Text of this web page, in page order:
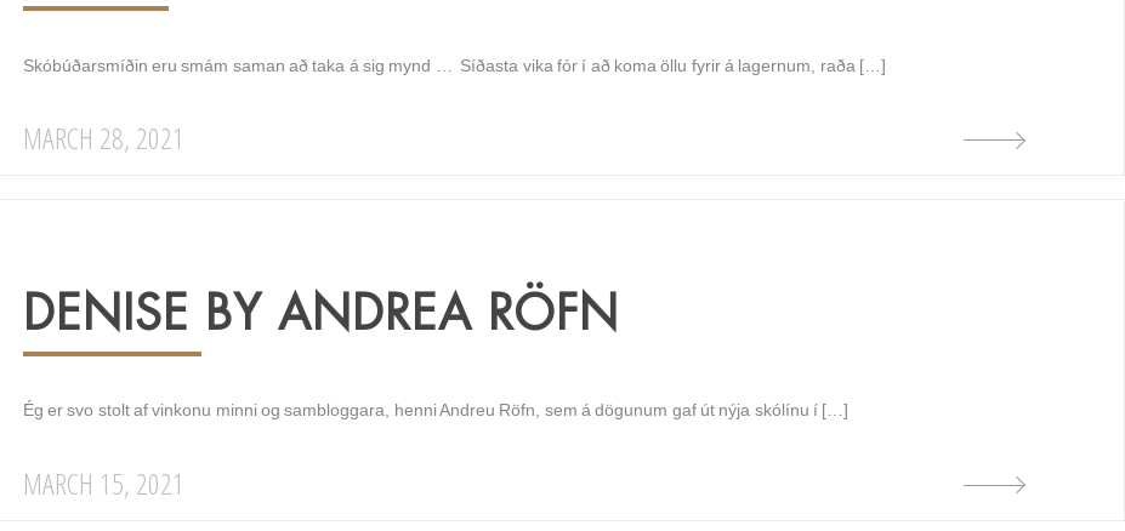
Skóbúðarsmíðin eru smám saman að taka á sig mynd … Síðasta vika fór í að koma öllu fyrir á lagernum, raða […]
MARCH 28, 2021
DENISE BY ANDREA RÖFN
Ég er svo stolt af vinkonu minni og sambloggara, henni Andreu Röfn, sem á dögunum gaf út nýja skólínu í […]
MARCH 15, 2021